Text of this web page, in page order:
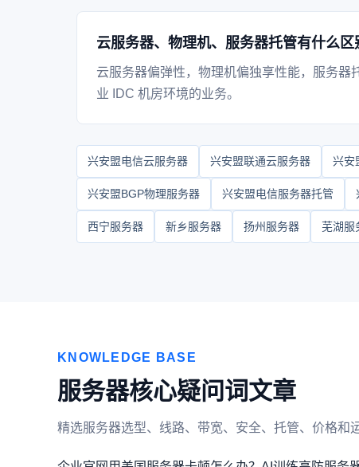
云服务器、物理机、服务器托管有什么区
云服务器偏弹性，物理机偏独享性能，服务器
业 IDC 机房环境的业务。
兴安盟电信云服务器 兴安盟联通云服务器 兴安
兴安盟BGP物理服务器 兴安盟电信服务器托管
西宁服务器 新乡服务器 扬州服务器 芜湖服
KNOWLEDGE BASE
服务器核心疑问词文章
精选服务器选型、线路、带宽、安全、托管、价格和